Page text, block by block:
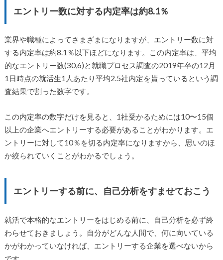
エントリー数に対する内定率は約8.1％
業界や職種によってさまざまになりますが、エントリー数に対
する内定率は約8.1％以下ほどになります。この内定率は、平均
的なエントリー数(30,6)と就職プロセス調査の2019年卒の12月
1日時点の就活生1人あたり平均2.5社内定を貰っているという調
査結果で割った数字です。
この内定率の数字だけを見ると、1社受かるためには10〜15個
以上の企業へエントリーする必要があることがわかります。エ
ントリーに対して10％を切る内定率になりますから、思いのほ
か絞られていくことがわかるでしょう。
エントリーする前に、自己分析をすませておこう
就活で本格的なエントリーをはじめる前に、自己分析を必ず終
わらせておきましょう。自分がどんな人間で、何に向いている
かがわかっていなければ、エントリーする企業を選べないから